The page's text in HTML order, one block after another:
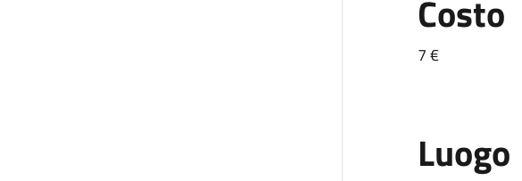
Costo
7 €
Luogo